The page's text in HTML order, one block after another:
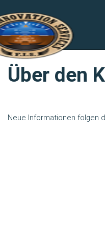
Zur
Navigation
springen
Zum
Inhalt
springenSTARTSEITE
ÜBER UNS
Über den
Neue Informationen folgen